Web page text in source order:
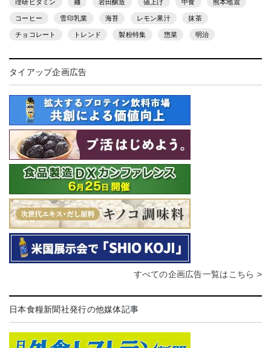
理研ビタミン 麺 岩田醸造 値上げ 中食 熊本地震
コーヒー 雪印乳業 海苔 レモン果汁 抹茶
チョコレート トレンド 製粉特集 惣菜 明治
タイアップ企画広告
すべての企画広告一覧はこちら >
日本食糧新聞社発行の他媒体記事